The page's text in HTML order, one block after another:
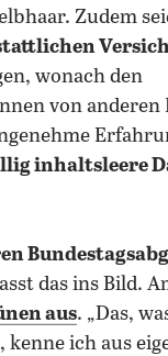
Zudem
wonach den
von anderen
inhaltsleere
das ins Bild.
aus. „Das,
ich aus